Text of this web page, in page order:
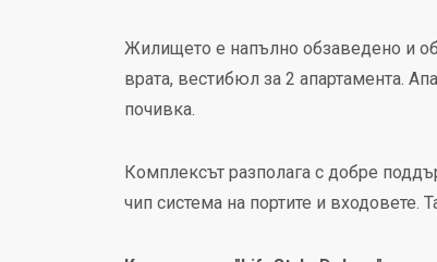
Жилището е напълно обзаведено и
врата, вестибюл за 2 апартамента.
почивка.
Комплексът разполага с добре
чип система на портите и входовете.